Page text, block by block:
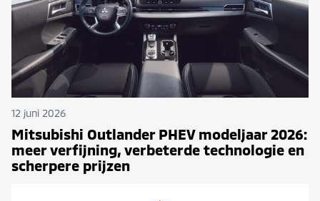
12 juni 2026
Mitsubishi Outlander PHEV modeljaar 2026:
meer verfijning, verbeterde technologie en
scherpere prijzen